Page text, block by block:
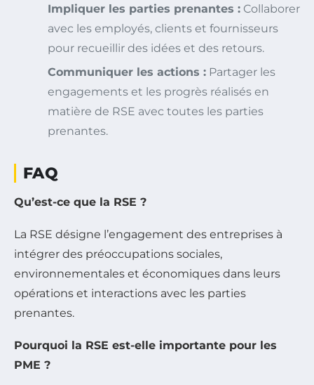
Impliquer les parties prenantes : Collaborer
avec les employés, clients et fournisseurs
pour recueillir des idées et des retours.
Communiquer les actions : Partager les
engagements et les progrès réalisés en
matière de RSE avec toutes les parties
prenantes.
FAQ
Qu’est-ce que la RSE ?
La RSE désigne l’engagement des entreprises à
intégrer des préoccupations sociales,
environnementales et économiques dans leurs
opérations et interactions avec les parties
prenantes.
Pourquoi la RSE est-elle importante pour les
PME ?